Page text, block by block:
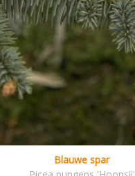
Blauwe spar